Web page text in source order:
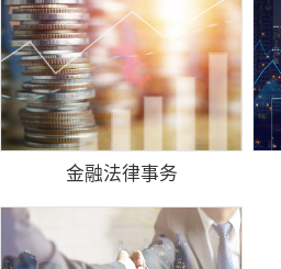
金融法律事务